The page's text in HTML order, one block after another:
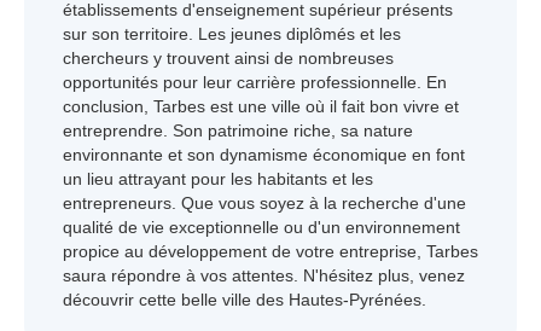
établissements d'enseignement supérieur présents
sur son territoire. Les jeunes diplômés et les
chercheurs y trouvent ainsi de nombreuses
opportunités pour leur carrière professionnelle. En
conclusion, Tarbes est une ville où il fait bon vivre et
entreprendre. Son patrimoine riche, sa nature
environnante et son dynamisme économique en font
un lieu attrayant pour les habitants et les
entrepreneurs. Que vous soyez à la recherche d'une
qualité de vie exceptionnelle ou d'un environnement
propice au développement de votre entreprise, Tarbes
saura répondre à vos attentes. N'hésitez plus, venez
découvrir cette belle ville des Hautes-Pyrénées.